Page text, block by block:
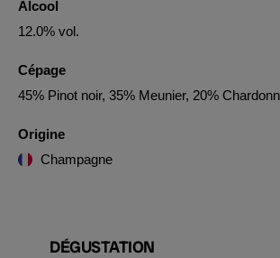
Alcool
12.0% vol.
Cépage
45% Pinot noir, 35% Meunier, 20%
Origine
Champagne
DÉGUSTATION